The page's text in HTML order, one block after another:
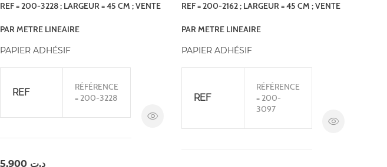
REF = 200-3228 ; LARGEUR = 45 CM ; VENTE
PAR METRE LINEAIRE
PAPIER ADHÉSIF
REF
RÉFÉRENCE
= 200-3228
د.ت
REF = 200-2162 ; LARGEUR = 45 CM ; VENTE
PAR METRE LINEAIRE
PAPIER ADHÉSIF
REF
RÉFÉRENCE
= 200-
3097